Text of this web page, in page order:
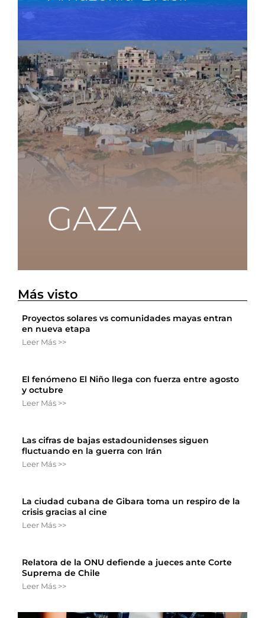
Más visto
Proyectos solares vs comunidades mayas entran
en nueva etapa
Leer Más >>
El fenómeno El Niño llega con fuerza entre agosto
y octubre
Leer Más >>
Las cifras de bajas estadounidenses siguen
fluctuando en la guerra con Irán
Leer Más >>
La ciudad cubana de Gibara toma un respiro de la
crisis gracias al cine
Leer Más >>
Relatora de la ONU defiende a jueces ante Corte
Suprema de Chile
Leer Más >>